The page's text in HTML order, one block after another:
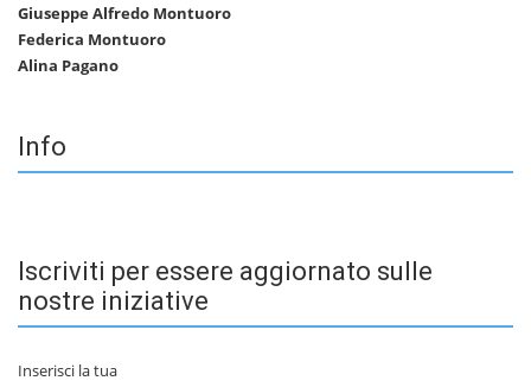
Giuseppe Alfredo Montuoro
Federica Montuoro
Alina Pagano
Info
Iscriviti per essere aggiornato sulle
nostre iniziative
Inserisci la tua